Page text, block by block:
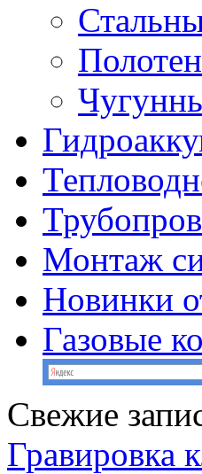
Монтаж
Новинки
Газовые
Свежие
Гравировка